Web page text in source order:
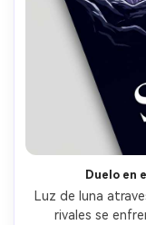
Duelo en
Luz de luna
rivales se